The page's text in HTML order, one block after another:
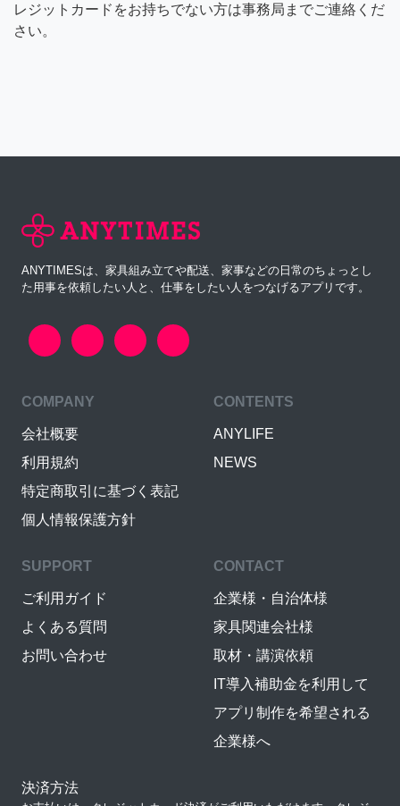
レジットカードをお持ちでない方は事務局までご連絡くだ
さい。
ANYTIMESは、家具組み立てや配送、家事などの日常のちょっとし
た用事を依頼したい人と、仕事をしたい人をつなげるアプリです。
COMPANY
会社概要
利用規約
特定商取引に基づく表記
個人情報保護方針
CONTENTS
ANYLIFE
NEWS
SUPPORT
ご利用ガイド
よくある質問
お問い合わせ
CONTACT
企業様・自治体様
家具関連会社様
取材・講演依頼
IT導入補助金を利用して
アプリ制作を希望される
企業様へ
決済方法